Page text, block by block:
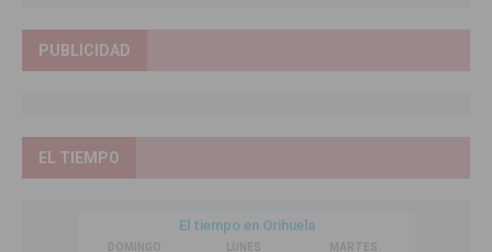
PUBLICIDAD
EL TIEMPO